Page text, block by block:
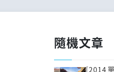
隨機文章
[2014